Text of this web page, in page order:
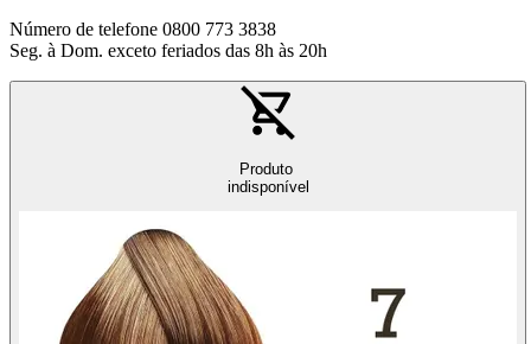
Número de telefone 0800 773 3838
Seg. à Dom. exceto feriados das 8h às 20h
Produto
indisponível